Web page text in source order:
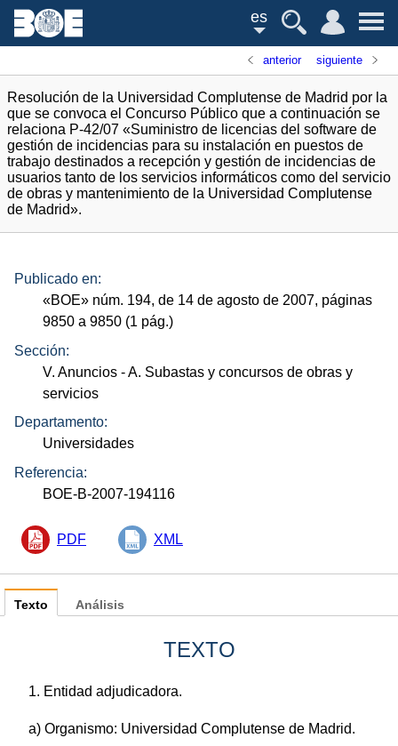
es
anterior siguiente
Resolución de la Universidad Complutense de Madrid por la
que se convoca el Concurso Público que a continuación se
relaciona P-42/07 «Suministro de licencias del software de
gestión de incidencias para su instalación en puestos de
trabajo destinados a recepción y gestión de incidencias de
usuarios tanto de los servicios informáticos como del servicio
de obras y mantenimiento de la Universidad Complutense
de Madrid».
Publicado en:
«BOE» núm. 194, de 14 de agosto de 2007, páginas
9850 a 9850 (1 pág.)
Sección:
V. Anuncios - A. Subastas y concursos de obras y
servicios
Departamento:
Universidades
Referencia:
BOE-B-2007-194116
PDF XML
Texto
TEXTO
1. Entidad adjudicadora.
a) Organismo: Universidad Complutense de Madrid.
Análisis